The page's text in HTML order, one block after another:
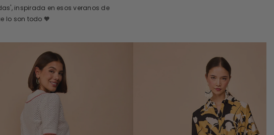
inspirada en esos veranos de
lo son todo 🧡